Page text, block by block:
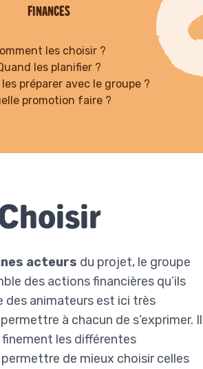
FINANCES
les choisir ?
les planifier ?
préparer avec le groupe ?
promotion faire ?
acteurs du projet, le groupe
des actions financières qu’ils
des animateurs est ici très
à chacun de s’exprimer. Il
finement les différentes
de mieux choisir celles